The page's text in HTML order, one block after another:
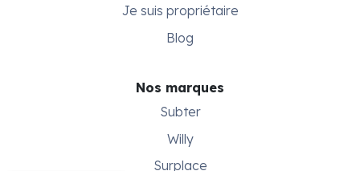
Je suis propriétaire
Blog
Nos marques
Subter
Willy
Surplace